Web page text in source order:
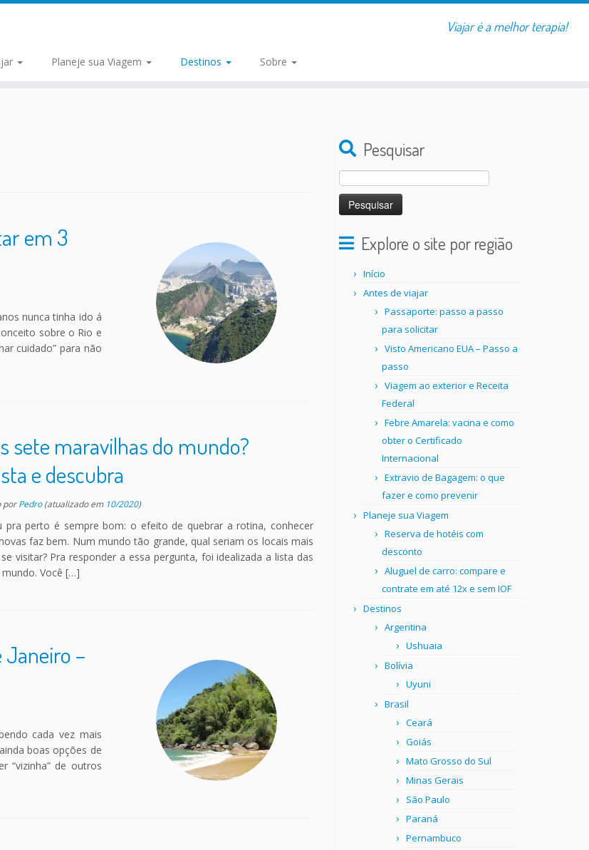
Viajar é a melhor terapia!
Planeje sua Viagem Destinos Sobre
em 3
nunca tinha ido á
sobre o Rio e
cuidado” para não
sete maravilhas do mundo?
e descubra
porPedro(atualizado em 10/2020)
pra perto é sempre bom: o efeito de quebrar a rotina, conhecer
faz bem. Num mundo tão grande, qual seriam os locais mais
visitar? Pra responder a essa pergunta, foi idealizada a lista das
Você […]
Janeiro –
cada vez mais
boas opções de
“vizinha” de outros
Pesquisar
Pesquisar
por:
Explore o site por região
Início
Antes de viajar
Passaporte: passo a passo
para solicitar
Visto Americano EUA – Passo a
passo
Viagem ao exterior e Receita
Federal
Febre Amarela: vacina e como
obter o Certificado
Internacional
Extravio de Bagagem: o que
fazer e como prevenir
Planeje sua Viagem
Reserva de hotéis com
desconto
Aluguel de carro: compare e
contrate em até 12x e sem IOF
Destinos
Argentina
Ushuaia
Bolívia
Uyuni
Brasil
Ceará
Goiás
Mato Grosso do Sul
Minas Gerais
São Paulo
Paraná
Pernambuco